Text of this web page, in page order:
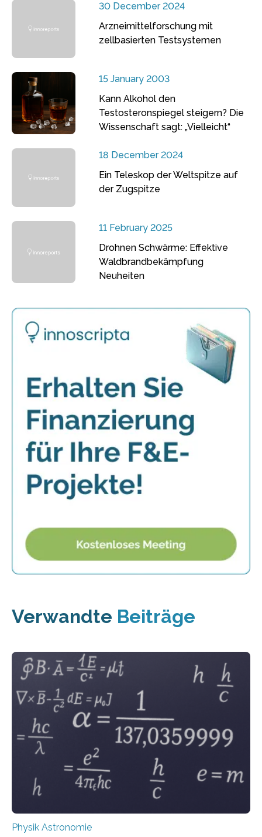
30 December 2024
Arzneimittelforschung mit
zellbasierten Testsystemen
15 January 2003
Kann Alkohol den
Testosteronspiegel steigern? Die
Wissenschaft sagt: „Vielleicht“
18 December 2024
Ein Teleskop der Weltspitze auf
der Zugspitze
11 February 2025
Drohnen Schwärme: Effektive
Waldbrandbekämpfung
Neuheiten
Verwandte Beiträge
Physik Astronomie